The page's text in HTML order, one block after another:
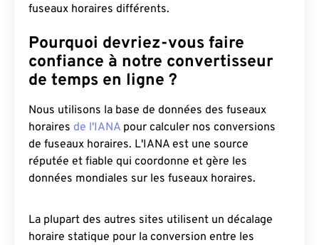
fuseaux horaires différents.
Pourquoi devriez-vous faire
confiance à notre convertisseur
de temps en ligne ?
Nous utilisons la base de données des fuseaux
horaires de l'IANA pour calculer nos conversions
de fuseaux horaires. L'IANA est une source
réputée et fiable qui coordonne et gère les
données mondiales sur les fuseaux horaires.
La plupart des autres sites utilisent un décalage
horaire statique pour la conversion entre les